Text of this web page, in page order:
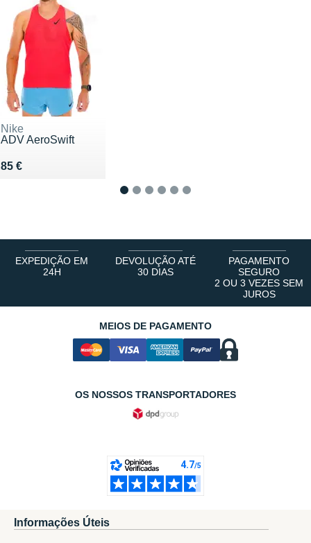
Nike
ADV AeroSwift
85 €
Vendu 85 €
EXPEDIÇÃO EM
24H
DEVOLUÇÃO ATÉ
30 DIAS
PAGAMENTO
SEGURO
2 OU 3 VEZES SEM
JUROS
MEIOS DE PAGAMENTO
OS NOSSOS TRANSPORTADORES
Informações Úteis